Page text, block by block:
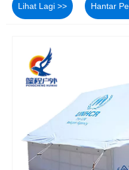
Lihat Lagi >> Hantar